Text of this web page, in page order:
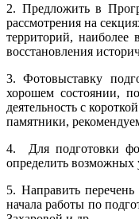
2. Предложить в
рассмотрения на
территорий, наиболее
восстановления
3. Фотовыставку
хорошем состоянии,
деятельность с
памятники,
4. Для подготовки
определить возможных
5. Направить
начала работы по